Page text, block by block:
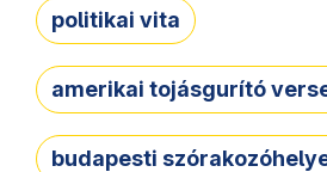
politikai vita
amerikai tojásgurító
budapesti